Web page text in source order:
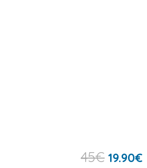
45€ 19.90€